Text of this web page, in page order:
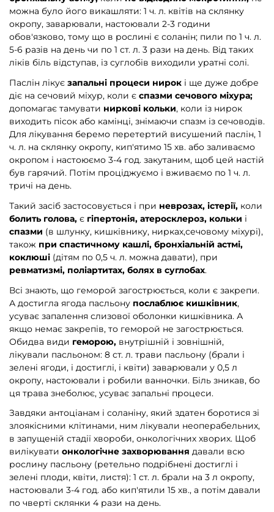
можна було його викашляти: 1 ч. л. квітів на склянку
окропу, заварювали, настоювали 2-3 години
обов'язково, тому що в рослині є соланін; пили по 1 ч. л.
5-6 разів на день чи по 1 ст. л. 3 рази на день. Від таких
ліків біль відступав, із суглобів виходили уратні солі.
Паслін лікує запальні процеси нирок і ще дуже добре
діє на сечовий міхур, коли є спазми сечового міхура;
допомагає тамувати ниркові кольки, коли із нирок
виходить пісок або камінці, знімаючи спазм із сечоводів.
Для лікування беремо перетертий висушений паслін, 1
ч. л. на склянку окропу, кип'ятимо 15 хв. або заливаємо
окропом і настоюємо 3-4 год. закутаним, щоб цей настій
був гарячий. Потім проціджуємо і вживаємо по 1 ч. л.
тричі на день.
Такий засіб застосовується і при неврозах, істерії, коли
болить голова, є гіпертонія, атеросклероз, кольки і
спазми (в шлунку, кишківнику, нирках,сечовому міхурі),
також при спастичному кашлі, бронхіальній астмі,
коклюші (дітям по 0,5 ч. л. можна давати), при
ревматизмі, поліартитах, болях в суглобах.
Всі знають, що геморой загострюється, коли є закрепи.
А достигла ягода пасльону послаблює кишківник,
усуває запалення слизової оболонки кишківника. А
якщо немає закрепів, то геморой не загострюється.
Обидва види геморою, внутрішній і зовнішній,
лікували пасльоном: 8 ст. л. трави пасльону (брали і
зелені ягоди, і достиглі, і квіти) заварювали у 0,5 л
окропу, настоювали і робили ванночки. Біль зникав, бо
ця трава знеболює, усуває запальні процеси.
Завдяки антоціанам і соланіну, який здатен боротися зі
злоякісними клітинами, ним лікували неоперабельних,
в запущеній стадії хвороби, онкологічних хворих. Щоб
вилікувати онкологічне захворювання давали всю
рослину пасльону (ретельно подрібнені достиглі і
зелені плоди, квіти, листя): 1 ст. л. брали на 3 л окропу,
настоювали 3-4 год. або кип'ятили 15 хв., а потім давали
по чверті склянки 4 рази на день.